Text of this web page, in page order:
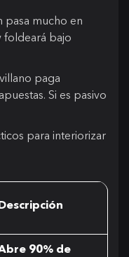
pasa mucho en
foldeará bajo
paga
Si es pasivo
para interiorizar
90% de